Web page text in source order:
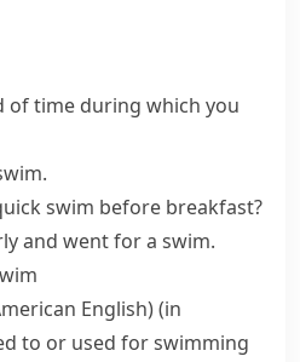
of time during which you
.
swim before breakfast?
and went for a swim.
English)(in
to or used for swimming